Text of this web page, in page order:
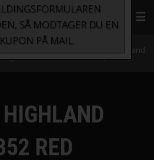
Peruvian Highland
Wool Fv. 352 Red Squirrel
RED
SÅ MODTAGER DU EN
PÅ MAIL.